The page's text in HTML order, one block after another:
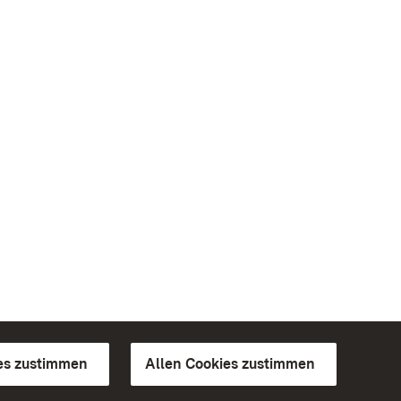
zustimmen Allen Cookies zustimmen